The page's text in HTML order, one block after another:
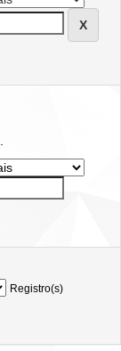
Registro(s)